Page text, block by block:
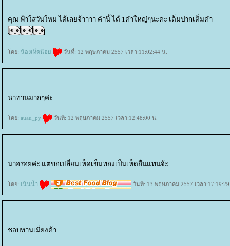
คุณ ฟ้าใสวันใหม่ ได้เลยจ้าาาา คำนี้ ได้ 1คำใหญ่ๆนะคะ เต็มปากเต็มคำ
ดย: น้องเห็ดน้อ วันที่: 12 พฤษภาคม 2557 เวลา:11:02:44 น.
น่าทานมากๆค่ะ
ดย: auau_py วันที่: 12 พฤษภาคม 2557 เวลา:12:48:00 น.
น่าอร่อยค่ะ แต่ขอเปลี่ยนเห็ดเข็มทองเป็นเห็ดอื่นแทนจ้ะ
ดย: เนินน้ำ วันที่: 13 พฤษภาคม 2557 เวลา
ชอบทานเมี่ยงค้า